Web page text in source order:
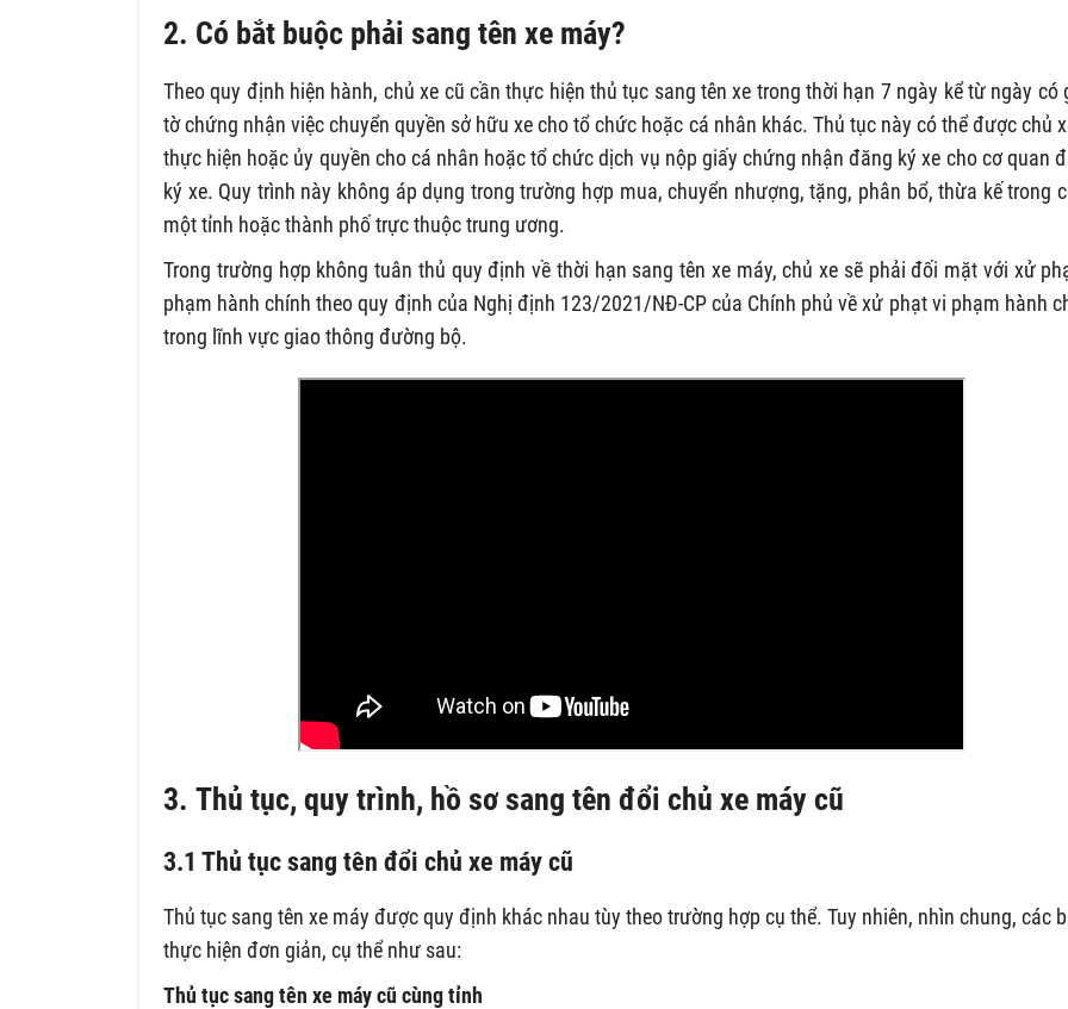
2. Có bắt buộc phải sang tên xe máy?
Theo quy định hiện hành, chủ xe cũ cần thực hiện thủ tục sang tên xe trong thời hạn 7 ngày kể từ ngày có
tờ chứng nhận việc chuyển quyền sở hữu xe cho tổ chức hoặc cá nhân khác. Thủ tục này có thể được chủ
thực hiện hoặc ủy quyền cho cá nhân hoặc tổ chức dịch vụ nộp giấy chứng nhận đăng ký xe cho cơ quan
ký xe. Quy trình này không áp dụng trong trường hợp mua, chuyển nhượng, tặng, phân bổ, thừa kế trong
một tỉnh hoặc thành phố trực thuộc trung ương.
Trong trường hợp không tuân thủ quy định về thời hạn sang tên xe máy, chủ xe sẽ phải đối mặt với xử
phạm hành chính theo quy định của Nghị định 123/2021/NĐ-CP của Chính phủ về xử phạt vi phạm hành
trong lĩnh vực giao thông đường bộ.
3. Thủ tục, quy trình, hồ sơ sang tên đổi chủ xe máy cũ
3.1 Thủ tục sang tên đổi chủ xe máy cũ
Thủ tục sang tên xe máy được quy định khác nhau tùy theo trường hợp cụ thể. Tuy nhiên, nhìn chung, các
thực hiện đơn giản, cụ thể như sau:
Thủ tục sang tên xe máy cũ cùng tỉnh